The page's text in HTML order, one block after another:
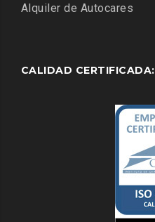
Alquiler de Autocares
CALIDAD CERTIFICADA: